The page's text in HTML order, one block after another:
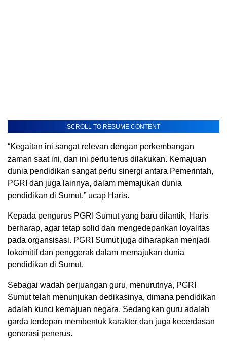
SCROLL TO RESUME CONTENT
“Kegaitan ini sangat relevan dengan perkembangan
zaman saat ini, dan ini perlu terus dilakukan. Kemajuan
dunia pendidikan sangat perlu sinergi antara Pemerintah,
PGRI dan juga lainnya, dalam memajukan dunia
pendidikan di Sumut,” ucap Haris.
Kepada pengurus PGRI Sumut yang baru dilantik, Haris
berharap, agar tetap solid dan mengedepankan loyalitas
pada organsisasi. PGRI Sumut juga diharapkan menjadi
lokomitif dan penggerak dalam memajukan dunia
pendidikan di Sumut.
Sebagai wadah perjuangan guru, menurutnya, PGRI
Sumut telah menunjukan dedikasinya, dimana pendidikan
adalah kunci kemajuan negara. Sedangkan guru adalah
garda terdepan membentuk karakter dan juga kecerdasan
generasi penerus.